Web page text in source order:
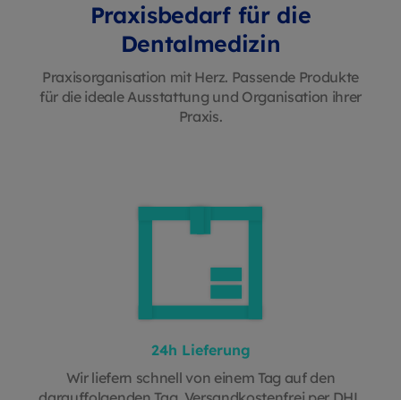
Praxisbedarf für die
Dentalmedizin
Praxisorganisation mit Herz. Passende Produkte
für die ideale Ausstattung und Organisation ihrer
Praxis.
24h Lieferung
Wir liefern schnell von einem Tag auf den